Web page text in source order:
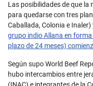
Las posibilidades de que la
para quedarse con tres
Caballada, Colonia e Inaler)
grupo indio Allana en
plazo de 24 meses)
Según supo World Beef
hubo intercambios entre